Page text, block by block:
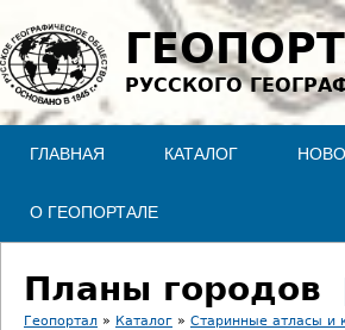
Jump to navigation
РУССКОГО
ГЛАВНАЯ КАТАЛОГ
О ГЕОПОРТАЛЕ
Планы городов
Геопортал » Каталог » Старинные атласы и